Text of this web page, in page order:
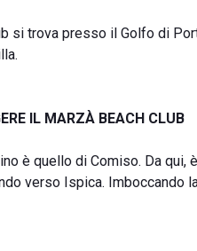
si trova presso il Golfo di
IL MARZÀ BEACH CLUB
è quello di Comiso. Da
verso Ispica. Imboccando